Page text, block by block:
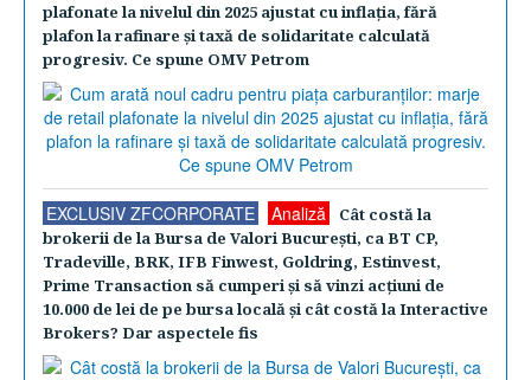
plafonate la nivelul din 2025 ajustat cu inflaţia, fără
plafon la rafinare şi taxă de solidaritate calculată
progresiv. Ce spune OMV Petrom
EXCLUSIV ZFCORPORATE Analiză
Cât costă la
brokerii de la Bursa de Valori Bucureşti, ca BT CP,
Tradeville, BRK, IFB Finwest, Goldring, Estinvest,
Prime Transaction să cumperi şi să vinzi acţiuni de
10.000 de lei de pe bursa locală şi cât costă la Interactive
Brokers? Dar aspectele fis